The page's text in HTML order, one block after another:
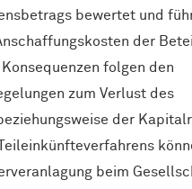
bewertet und
der
folgen den
zum Verlust des
der
beim